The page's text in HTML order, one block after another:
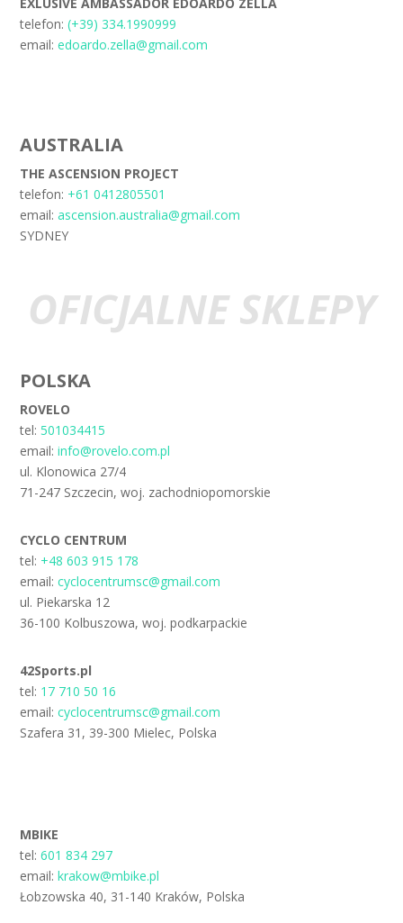
telefon:(+39) 334.1990999
email:edoardo.zella@gmail.com
AUSTRALIA
THE ASCENSION PROJECT
telefon: +61 0412805501
email:ascension.australia@gmail.com
SYDNEY
OFICJALNE SKLEPY
POLSKA
ROVELO
tel:501034415
email:info@rovelo.com.pl
ul. Klonowica 27/4
71-247 Szczecin, woj. zachodniopomorskie
CYCLO CENTRUM
tel: +48 603 915 178
email:cyclocentrumsc@gmail.com
ul. Piekarska 12
36-100 Kolbuszowa, woj. podkarpackie
42Sports.pl
tel: 17 710 50 16
email:cyclocentrumsc@gmail.com
Szafera 31, 39-300 Mielec, Polska
MBIKE
tel:601 834 297
email:krakow@mbike.pl
Łobzowska 40, 31-140 Kraków, Polska